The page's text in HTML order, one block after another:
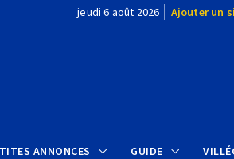
jeudi 6 août 2026 Ajouter un
ANNONCES GUIDE